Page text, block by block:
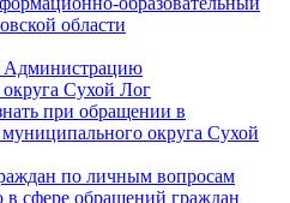
области
Администрацию
Сухой Лог
при обращении в
округа Сухой
по личным вопросам
в сфере обращений граждан